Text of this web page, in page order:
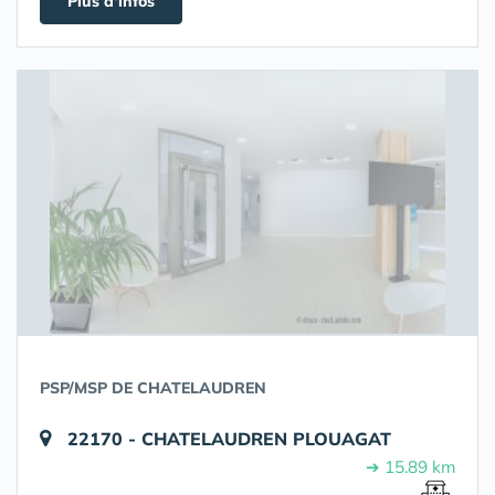
PSP/MSP DE CHATELAUDREN
22170 - CHATELAUDREN PLOUAGAT
➔ 15.89 km